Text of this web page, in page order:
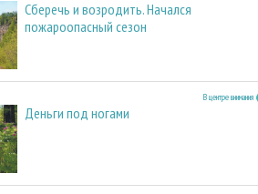
Сберечь и возродить. Начался
пожароопасный сезон
В центре внимания
Деньги под ногами